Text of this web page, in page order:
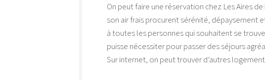
On peut faire une réservation chez Les Aires
son air frais procurent sérénité, dépaysement
à toutes les personnes qui souhaitent se
puisse nécessiter pour passer des séjours
Sur internet, on peut trouver d’autres